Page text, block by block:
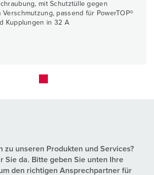
mit Schutztülle gegen
passend für PowerTOP®
Kupplungen in 32 A
zu unseren Produkten und Services?
Sie da. Bitte geben Sie unten Ihre
den richtigen Ansprechpartner für